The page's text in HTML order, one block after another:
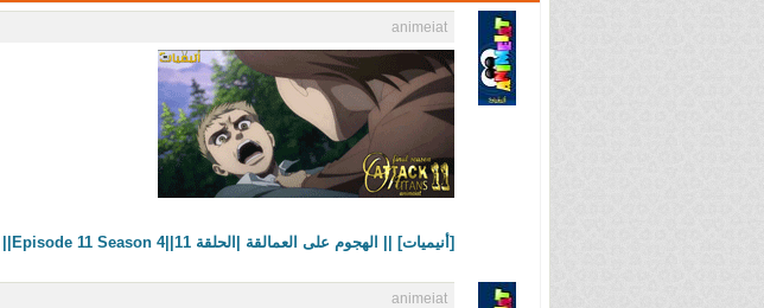
animeiat
[أنيميات] || الهجوم على العمالقة |الحلقة 11||Episode 11 Season 4||
animeiat